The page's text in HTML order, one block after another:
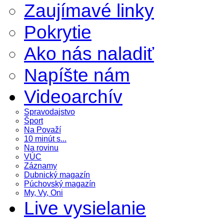
Zaujímavé linky
Pokrytie
Ako nás naladiť
Napíšte nám
Videoarchív
Spravodajstvo
Šport
Na Považí
10 minút s...
Na rovinu
VÚC
Záznamy
Dubnický magazín
Púchovský magazín
My, Vy, Oni
Live vysielanie